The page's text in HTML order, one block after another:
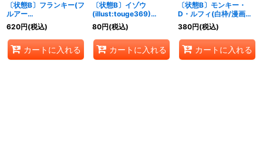
〔状態B〕フランキー(フ
ルアー
ト/foil/illust:DAI-XT.)
【UC】{OP01-021}
620円(税込)
カートに入れる
〔状態B〕イゾウ
(illust:touge369)
【UC】{OP01-033}
80円(税込)
カートに入れる
〔状態B〕モンキー・
D・ルフィ(白枠/漫画絵)
【P】{P-001}
380円(税込)
カートに入れる